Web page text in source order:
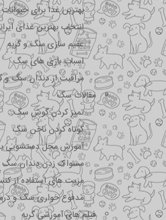
بهترین غذا برای
انتخاب بهترین غذای
عقیم سازی سگ و گربه
اسباب بازی های سگ
مراقبت از دندان سگ و
مقالات سگ
تمیز کردن گوش سگ
کوتاه کردن ناخن سگ
آموزش محل دستشویی
مسواک زدن دندان سگ
مزیت های استفاده از
مدفوع خواری سگ و
فیلم های آموزشی گربه